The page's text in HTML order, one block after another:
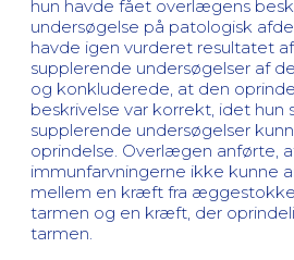
hun havde fået overlægens
undersøgelse på patologisk
havde igen vurderet resultatet
supplerende undersøgelser af
og konkluderede, at den
beskrivelse var korrekt, idet
supplerende undersøgelser
oprindelse. Overlægen anførte,
immunfarvningerne ikke kunne
mellem en kræft fra
tarmen og en kræft, der
tarmen.